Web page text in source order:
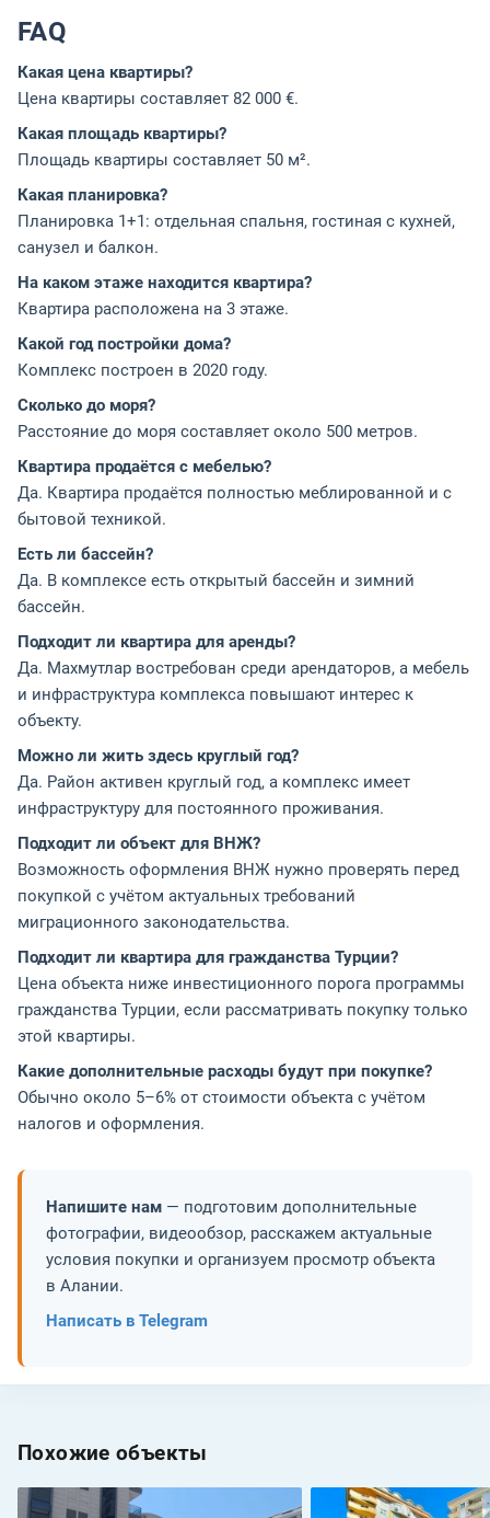
FAQ
Какая цена квартиры?
Цена квартиры составляет 82 000 €.
Какая площадь квартиры?
Площадь квартиры составляет 50 м².
Какая планировка?
Планировка 1+1: отдельная спальня, гостиная с кухней,
санузел и балкон.
На каком этаже находится квартира?
Квартира расположена на 3 этаже.
Какой год постройки дома?
Комплекс построен в 2020 году.
Сколько до моря?
Расстояние до моря составляет около 500 метров.
Квартира продаётся с мебелью?
Да. Квартира продаётся полностью меблированной и с
бытовой техникой.
Есть ли бассейн?
Да. В комплексе есть открытый бассейн и зимний
бассейн.
Подходит ли квартира для аренды?
Да. Махмутлар востребован среди арендаторов, а мебель
и инфраструктура комплекса повышают интерес к
объекту.
Можно ли жить здесь круглый год?
Да. Район активен круглый год, а комплекс имеет
инфраструктуру для постоянного проживания.
Подходит ли объект для ВНЖ?
Возможность оформления ВНЖ нужно проверять перед
покупкой с учётом актуальных требований
миграционного законодательства.
Подходит ли квартира для гражданства Турции?
Цена объекта ниже инвестиционного порога программы
гражданства Турции, если рассматривать покупку только
этой квартиры.
Какие дополнительные расходы будут при покупке?
Обычно около 5–6% от стоимости объекта с учётом
налогов и оформления.
Напишите нам — подготовим дополнительные
фотографии, видеообзор, расскажем актуальные
условия покупки и организуем просмотр объекта
в Алании.
Написать в Telegram
Похожие объекты